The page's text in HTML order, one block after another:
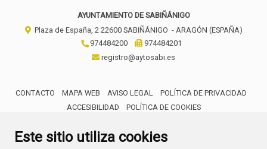
Este sitio utiliza cookies
AYUNTAMIENTO DE SABIÑÁNIGO
Plaza de España, 2 22600 SABIÑÁNIGO - ARAGÓN (ESPAÑA)
974484200
974484201
registro@aytosabi.es
CONTACTO MAPA WEB AVISO LEGAL
POLÍTICA DE PRIVACIDAD
ACCESIBILIDAD
POLÍTICA DE COOKIES